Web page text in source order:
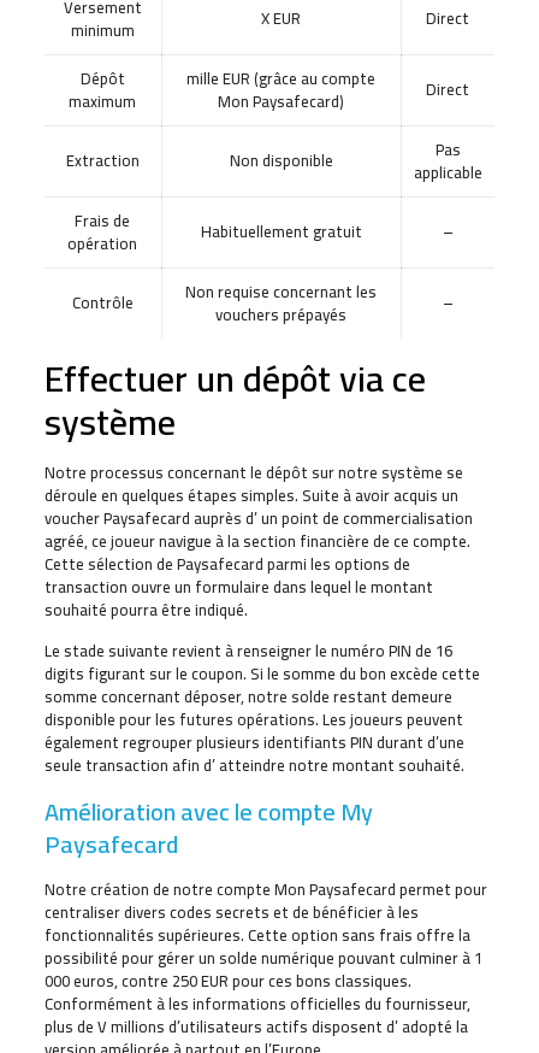
Versement
minimum X EUR Direct
Dépôt
maximum
mille EUR (grâce au compte
Mon Paysafecard) Direct
Extraction Non disponible Pas
applicable
Frais de
opération Habituellement gratuit –
Contrôle Non requise concernant les
vouchers prépayés –
Effectuer un dépôt via ce
système
Notre processus concernant le dépôt sur notre système se
déroule en quelques étapes simples. Suite à avoir acquis un
voucher Paysafecard auprès d’ un point de commercialisation
agréé, ce joueur navigue à la section financière de ce compte.
Cette sélection de Paysafecard parmi les options de
transaction ouvre un formulaire dans lequel le montant
souhaité pourra être indiqué.
Le stade suivante revient à renseigner le numéro PIN de 16
digits figurant sur le coupon. Si le somme du bon excède cette
somme concernant déposer, notre solde restant demeure
disponible pour les futures opérations. Les joueurs peuvent
également regrouper plusieurs identifiants PIN durant d’une
seule transaction afin d’ atteindre notre montant souhaité.
Amélioration avec le compte My
Paysafecard
Notre création de notre compte Mon Paysafecard permet pour
centraliser divers codes secrets et de bénéficier à les
fonctionnalités supérieures. Cette option sans frais offre la
possibilité pour gérer un solde numérique pouvant culminer à 1
000 euros, contre 250 EUR pour ces bons classiques.
Conformément à les informations officielles du fournisseur,
plus de V millions d’utilisateurs actifs disposent d’ adopté la